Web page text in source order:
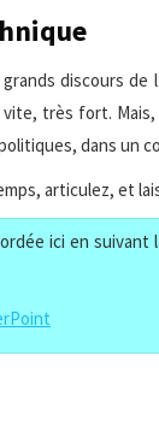
discours
très fort. Mais,
dans
articulez, et
ici en